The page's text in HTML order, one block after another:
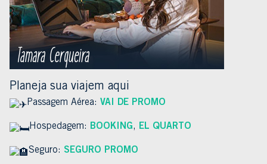
Planeja sua viajem aqui
Passagem Aérea: VAI DE PROMO
Hospedagem: BOOKING, EL QUARTO
Seguro: SEGURO PROMO